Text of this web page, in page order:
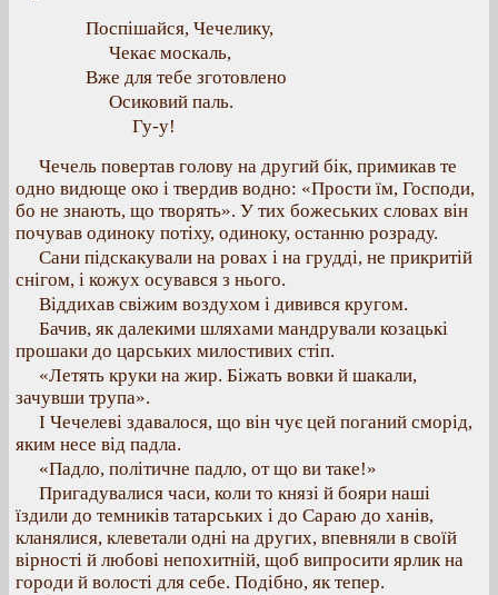
Поспішайся, Чечелику,
Чекає москаль,
Вже для тебе зготовлено
Осиковий паль.
Гу-у!
Чечель повертав голову на другий бік, примикав те
одно видюще око і твердив водно: «Прости їм, Господи,
бо не знають, що творять». У тих божеських словах він
почував одиноку потіху, одиноку, останню розраду.
Сани підскакували на ровах і на грудді, не прикритій
снігом, і кожух осувався з нього.
Віддихав свіжим воздухом і дивився кругом.
Бачив, як далекими шляхами мандрували козацькі
прошаки до царських милостивих стіп.
«Летять круки на жир. Біжать вовки й шакали,
зачувши трупа».
І Чечелеві здавалося, що він чує цей поганий сморід,
яким несе від падла.
«Падло, політичне падло, от що ви таке!»
Пригадувалися часи, коли то князі й бояри наші
їздили до темників татарських і до Сараю до ханів,
кланялися, клеветали одні на других, впевняли в своїй
вірності й любові непохитній, щоб випросити ярлик на
городи й волості для себе. Подібно, як тепер.